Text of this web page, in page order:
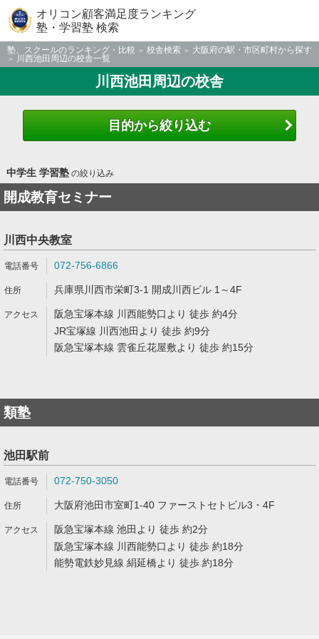
オリコン顧客満足度ランキング
塾・学習塾 検索
塾、スクールのランキング・比較 校舎検索
大阪府の駅・市区町村から探す
川西池田周辺の校舎一覧
川西池田周辺の校舎
目的から絞り込む
中学生 学習塾の絞り込み
開成教育セミナー
川西中央教室
072-756-6866
兵庫県川西市栄町3-1 開成川西ビル 1～4F
阪急宝塚本線 川西能勢口より 徒歩 約4分
JR宝塚線 川西池田より 徒歩 約9分
阪急宝塚本線 雲雀丘花屋敷より 徒歩 約15分
類塾
池田駅前
072-750-3050
大阪府池田市室町1-40 ファーストセトビル3・4F
阪急宝塚本線 池田より 徒歩 約2分
阪急宝塚本線 川西能勢口より 徒歩 約18分
能勢電鉄妙見線 絹延橋より 徒歩 約18分